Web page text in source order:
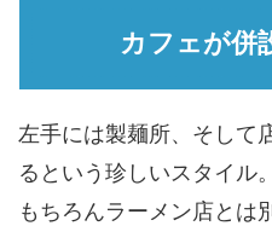
カフェが併
左手には製麺所、そして
るという珍しいスタイル。
もちろんラーメン店とは